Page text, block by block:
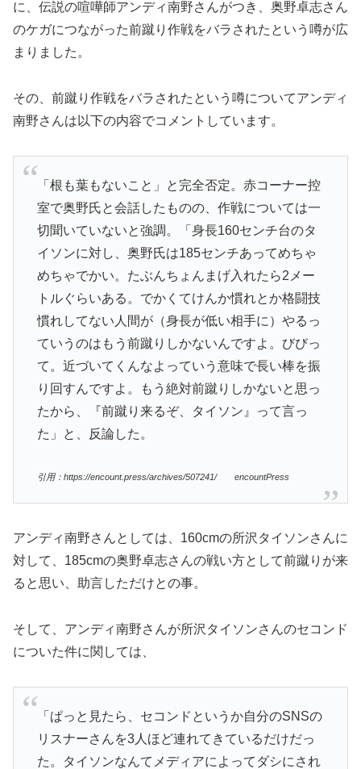
に、伝説の喧嘩師アンディ南野さんがつき、奥野卓志さん
のケガにつながった前蹴り作戦をバラされたという噂が広
まりました。
その、前蹴り作戦をバラされたという噂についてアンディ
南野さんは以下の内容でコメントしています。
「根も葉もないこと」と完全否定。赤コーナー控
室で奥野氏と会話したものの、作戦については一
切聞いていないと強調。「身長160センチ台のタ
イソンに対し、奥野氏は185センチあってめちゃ
めちゃでかい。たぶんちょんまげ入れたら2メー
トルぐらいある。でかくてけんか慣れとか格闘技
慣れしてない人間が（身長が低い相手に）やるっ
ていうのはもう前蹴りしかないんですよ。びびっ
て。近づいてくんなよっていう意味で長い棒を振
り回すんですよ。もう絶対前蹴りしかないと思っ
たから、『前蹴り来るぞ、タイソン』って言っ
た」と、反論した。
引用：https://encount.press/archives/507241/ encountPress
アンディ南野さんとしては、160cmの所沢タイソンさんに
対して、185cmの奥野卓志さんの戦い方として前蹴りが来
ると思い、助言しただけとの事。
そして、アンディ南野さんが所沢タイソンさんのセコンド
についた件に関しては、
「ぱっと見たら、セコンドというか自分のSNSの
リスナーさんを3人ほど連れてきているだけだっ
た。タイソンなんてメディアによってダシにされ